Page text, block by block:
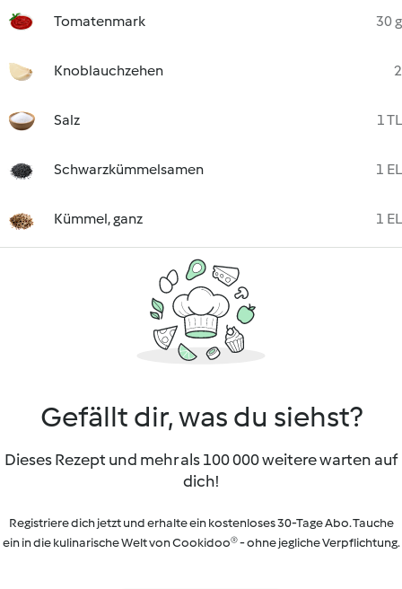
Tomatenmark 30 g
Knoblauchzehen 2
Salz 1 TL
Schwarzkümmelsamen 1 EL
Kümmel, ganz 1 EL
Gefällt dir, was du siehst?
Dieses Rezept und mehr als 100 000 weitere warten auf
dich!
Registriere dich jetzt und erhalte ein kostenloses 30-Tage Abo. Tauche
ein in die kulinarische Welt von Cookidoo® - ohne jegliche Verpflichtung.